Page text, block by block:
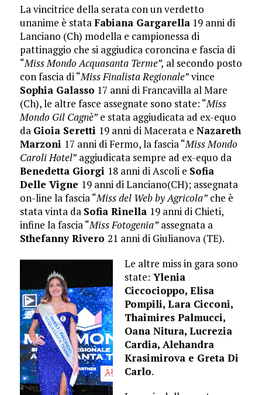
La vincitrice della serata con un verdetto
unanime è stataFabiana Gargarella19 anni di
Lanciano (Ch) modella e campionessa di
pattinaggio che si aggiudica coroncina e fascia di
“Miss Mondo Acquasanta Terme”, al secondo posto
con fascia di “Miss Finalista Regionale” vince
Sophia Galasso 17 anni di Francavilla al Mare
(Ch), le altre fasce assegnate sono state: “Miss
Mondo Gil Cagnè”e stata aggiudicata ad ex-equo
da Gioia Seretti 19 anni di Macerata e Nazareth
Marzoni 17 anni di Fermo, la fascia “Miss Mondo
Caroli Hotel” aggiudicata sempre ad ex-equo da
Benedetta Giorgi 18 anni di Ascoli e Sofia
Delle Vigne 19 anni di Lanciano(CH); assegnata
on-line la fascia “Miss del Web by Agricola”che è
stata vinta da Sofia Rinella 19 anni di Chieti,
infine la fascia “Miss Fotogenia”assegnata a
Sthefanny Rivero 21 anni di Giulianova (TE).
Le altre miss in gara sono
state: Ylenia
Ciccocioppo, Elisa
Pompili, Lara Cicconi,
Thaimires Palmucci,
Oana Nitura, Lucrezia
Cardia, Alehandra
Krasimirova e Greta Di
Carlo.